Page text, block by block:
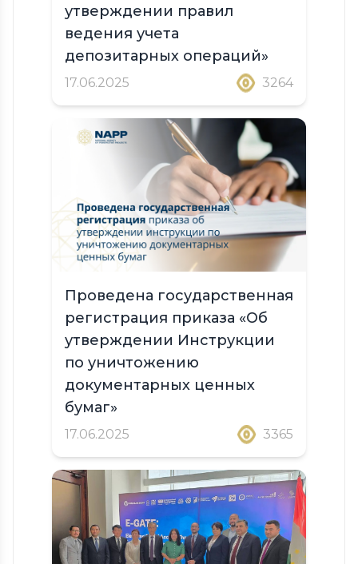
утверждении правил
ведения учета
депозитарных операций»
17.06.2025 3264
Проведена государственная
регистрация приказа «Об
утверждении Инструкции
по уничтожению
документарных ценных
бумаг»
17.06.2025 3365